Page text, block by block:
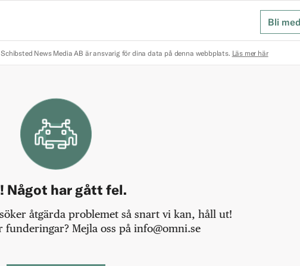
Bli
Schibsted News Media AB är ansvarig för dina data på denna webbplats. Läs mer här
Något har gått fel.
åtgärda problemet så snart vi kan, håll ut!
Mejla oss på info@omni.se